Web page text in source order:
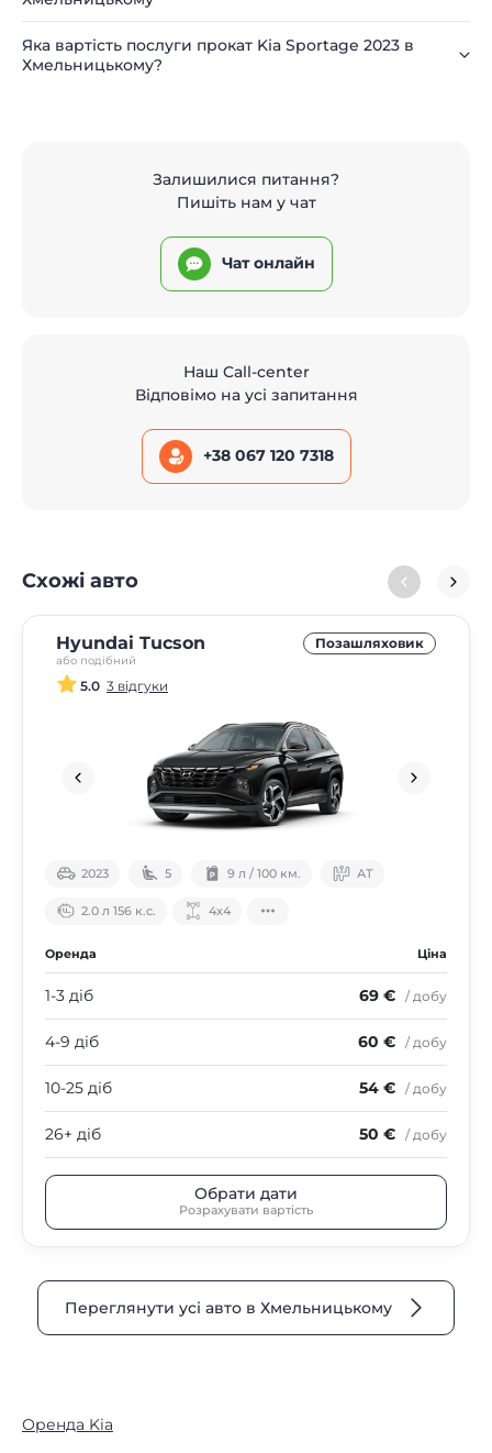
Яка вартість послуги прокат Kia Sportage 2023 в
Хмельницькому?
Залишилися питання?
Пишіть нам у чат
Чат онлайн
Наш Call-center
Відповімо на усі запитання
+38 067 120 7318
Схожі авто
Hyundai Tucson
або подібний
Позашляховик
5.0 3 відгуки
2023 5 9 л / 100 км. АТ
2.0 л 156 к.с. 4х4
Оренда Ціна
1-3 діб 69 € / добу
4-9 діб 60 € / добу
10-25 діб 54 € / добу
26+ діб 50 € / добу
Обрати дати
Розрахувати вартість
Переглянути усі авто в Хмельницькому
Оренда Kia